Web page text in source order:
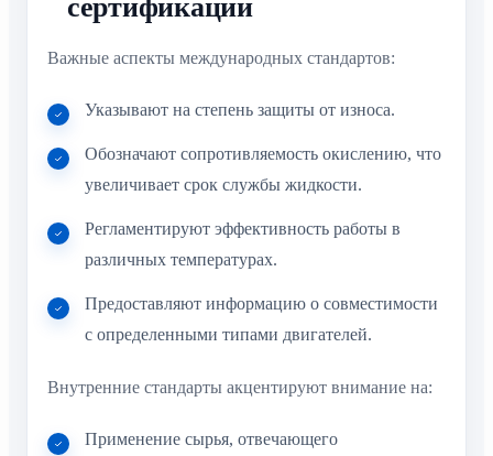
сертификации
Важные аспекты международных стандартов:
Указывают на степень защиты от износа.
Обозначают сопротивляемость окислению, что
увеличивает срок службы жидкости.
Регламентируют эффективность работы в
различных температурах.
Предоставляют информацию о совместимости
с определенными типами двигателей.
Внутренние стандарты акцентируют внимание на:
Применение сырья, отвечающего